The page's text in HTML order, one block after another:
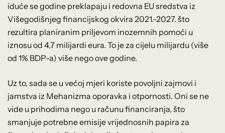
iduće se godine preklapaju i redovna EU sredstva iz
Višegodišnjeg financijskog okvira 2021.-2027. što
rezultira planiranim priljevom inozemnih pomoći u
iznosu od 4,7 milijardi eura. To je za cijelu milijardu (više
od 1% BDP-a) više nego ove godine.
Uz to, sada se u većoj mjeri koriste povoljni zajmovi i
jamstva iz Mehanizma oporavka i otpornosti. Oni se ne
vide u prihodima nego u računu financiranja, što
smanjuje potrebne emisije vrijednosnih papira za